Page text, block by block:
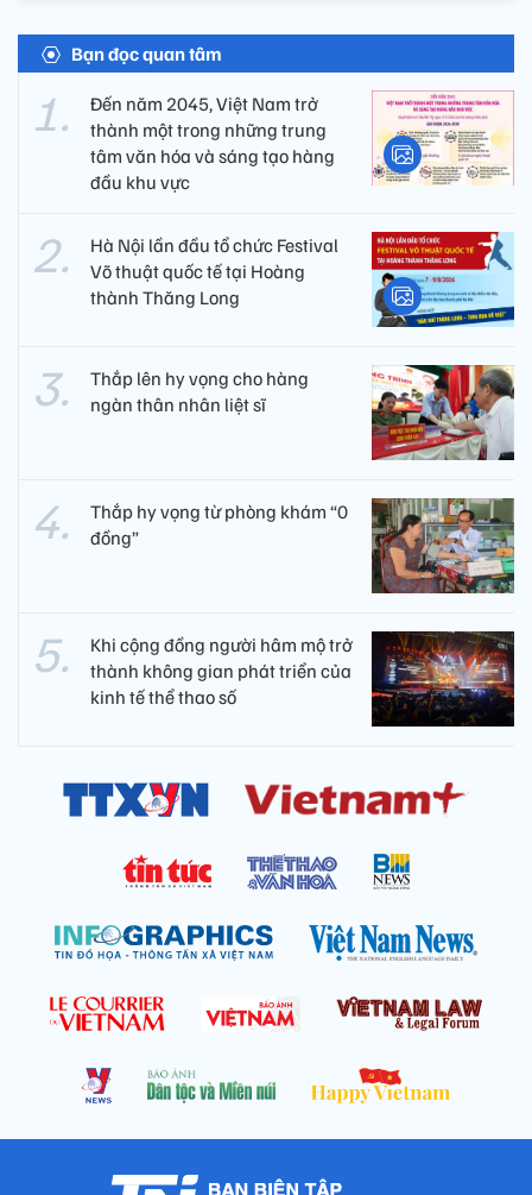
Bạn đọc quan tâm
Đến năm 2045, Việt Nam trở
thành một trong những trung
tâm văn hóa và sáng tạo hàng
đầu khu vực
Hà Nội lần đầu tổ chức Festival
Võ thuật quốc tế tại Hoàng
thành Thăng Long
Thắp lên hy vọng cho hàng
ngàn thân nhân liệt sĩ
Thắp hy vọng từ phòng khám “0
đồng”
Khi cộng đồng người hâm mộ trở
thành không gian phát triển của
kinh tế thể thao số